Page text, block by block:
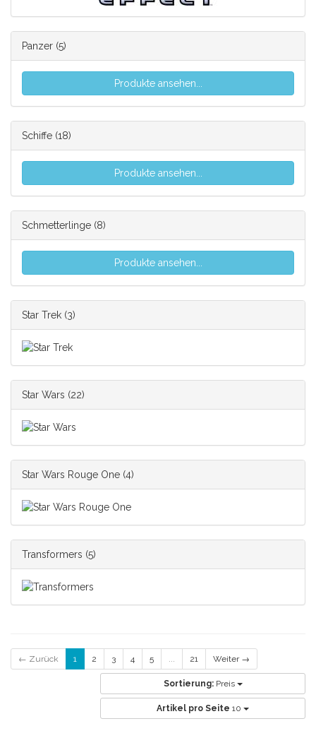
Panzer (5)
Produkte ansehen...
Schiffe (18)
Produkte ansehen...
Schmetterlinge (8)
Produkte ansehen...
Star Trek (3)
Star Wars (22)
Star Wars Rouge One (4)
Transformers (5)
← Zurück 1 2 3 4 5 ... 21 Weiter →
Sortierung: Preis
Artikel pro Seite 10